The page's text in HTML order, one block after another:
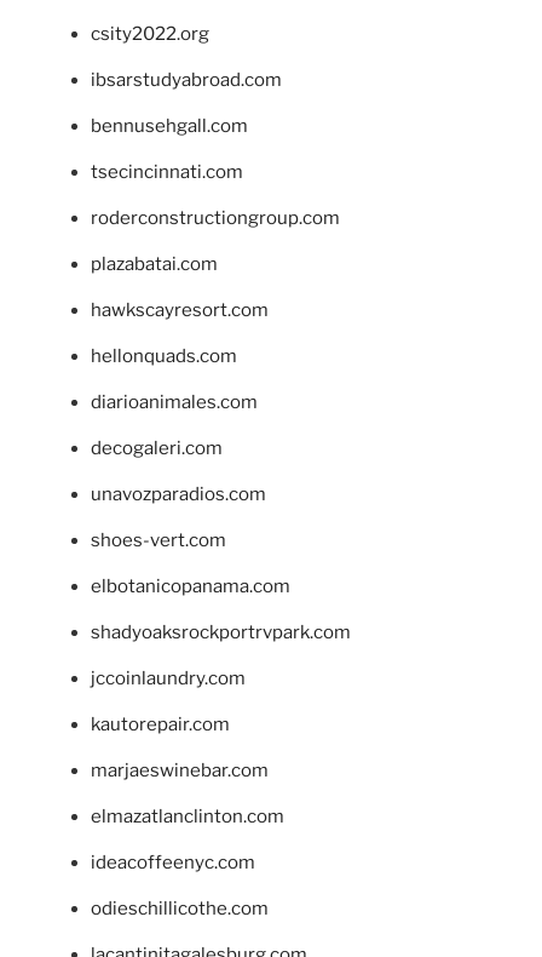
csity2022.org
ibsarstudyabroad.com
bennusehgall.com
tsecincinnati.com
roderconstructiongroup.com
plazabatai.com
hawkscayresort.com
hellonquads.com
diarioanimales.com
decogaleri.com
unavozparadios.com
shoes-vert.com
elbotanicopanama.com
shadyoaksrockportrvpark.com
jccoinlaundry.com
kautorepair.com
marjaeswinebar.com
elmazatlanclinton.com
ideacoffeenyc.com
odieschillicothe.com